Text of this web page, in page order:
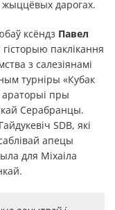
жыццёвых дарогах.
ксёндз Павел
гісторыю паклікання
з салезіянамі
турніры «Кубак
араторыі пры
Серабранцы.
SDB, які
апецы
для Міхаіла